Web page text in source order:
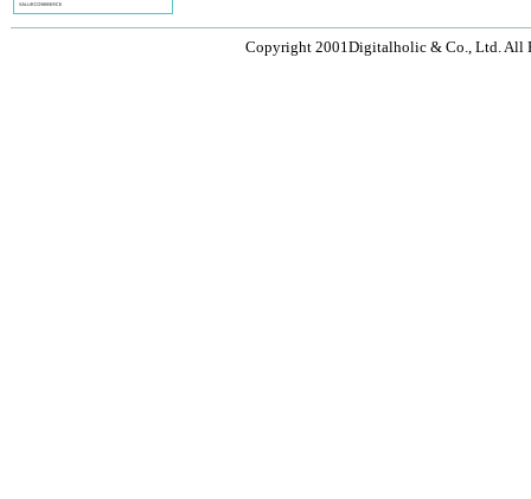
Copyright 2001Digitalholic & Co., Ltd. All